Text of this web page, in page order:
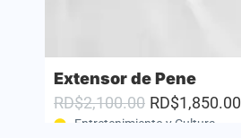
Extensor de Pene
RD$2,100.00 RD$1,850.00
Entretenimiento y Cultura